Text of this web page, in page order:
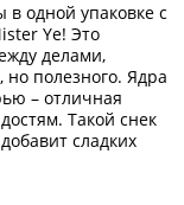
одной упаковке с
Ye! Это
делами,
но полезного. Ядра
– отличная
Такой снек
сладких